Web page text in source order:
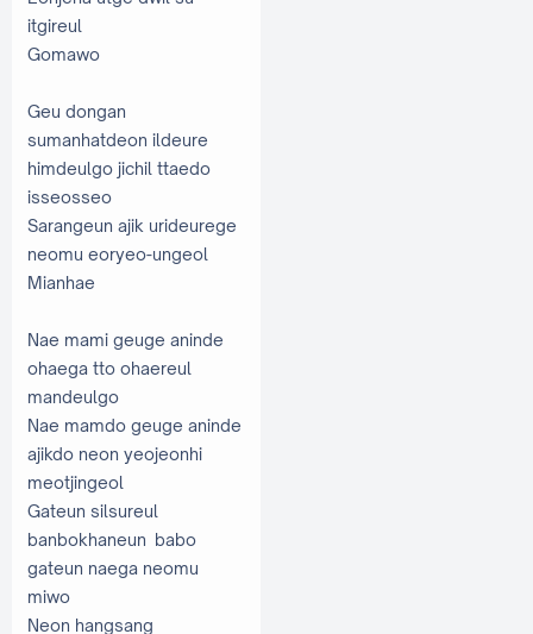
itgireul
Gomawo
Geu dongan
sumanhatdeon ildeure
himdeulgo jichil ttaedo
isseosseo
Sarangeun ajik urideurege
neomu eoryeo-ungeol
Mianhae
Nae mami geuge aninde
ohaega tto ohaereul
mandeulgo
Nae mamdo geuge aninde
ajikdo neon yeojeonhi
meotjingeol
Gateun silsureul
banbokhaneun babo
gateun naega neomu
miwo
Neon hangsang